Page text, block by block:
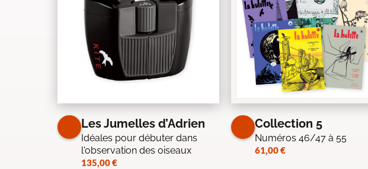
Les Jumelles d’Adrien
Idéales pour débuter dans
l'observation des oiseaux
135,00€
Collection 5
Numéros 46/47 à 55
61,00€